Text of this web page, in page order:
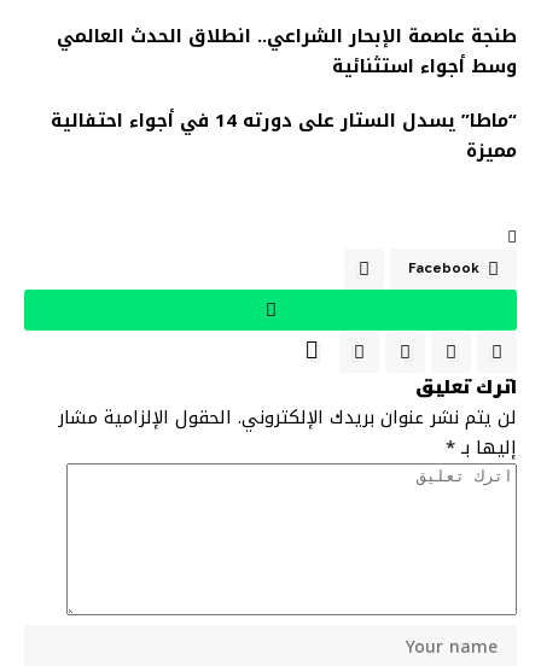
طنجة عاصمة الإبحار الشراعي.. انطلاق الحدث العالمي
وسط أجواء استثنائية
“ماطا” يسدل الستار على دورته 14 في أجواء احتفالية
مميزة
Facebook
اترك تعليق
لن يتم نشر عنوان بريدك الإلكتروني. الحقول الإلزامية مشار
إليها بـ*